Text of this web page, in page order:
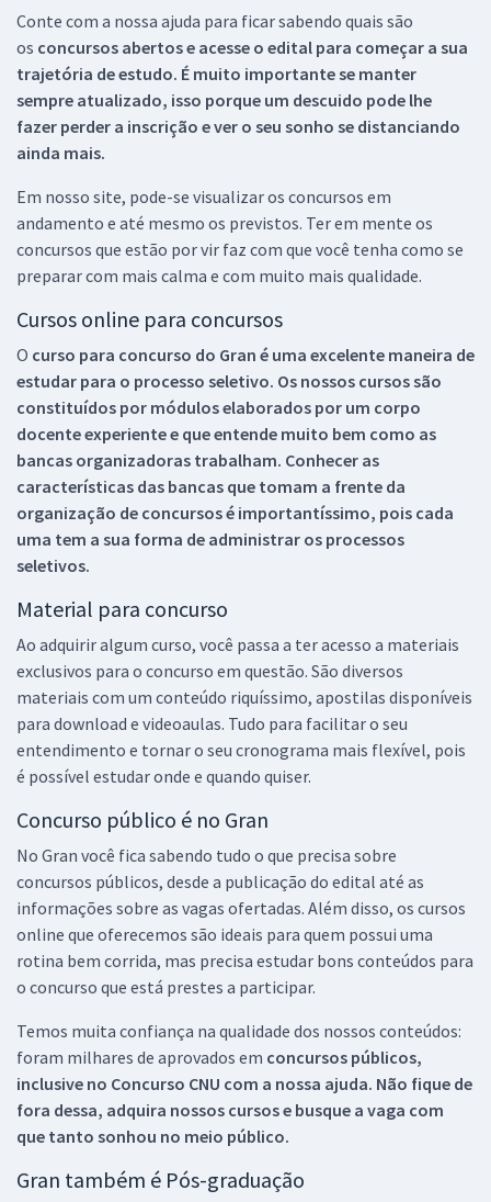
Conte com a nossa ajuda para ficar sabendo quais são
os concursos abertos e acesse o edital para começar a sua
trajetória de estudo. É muito importante se manter
sempre atualizado, isso porque um descuido pode lhe
fazer perder a inscrição e ver o seu sonho se distanciando
ainda mais.
Em nosso site, pode-se visualizar os concursos em
andamento e até mesmo os previstos. Ter em mente os
concursos que estão por vir faz com que você tenha como se
preparar com mais calma e com muito mais qualidade.
Cursos online para concursos
O curso para concurso do Gran é uma excelente maneira de
estudar para o processo seletivo. Os nossos cursos são
constituídos por módulos elaborados por um corpo
docente experiente e que entende muito bem como as
bancas organizadoras trabalham. Conhecer as
características das bancas que tomam a frente da
organização de concursos é importantíssimo, pois cada
uma tem a sua forma de administrar os processos
seletivos.
Material para concurso
Ao adquirir algum curso, você passa a ter acesso a materiais
exclusivos para o concurso em questão. São diversos
materiais com um conteúdo riquíssimo, apostilas disponíveis
para download e videoaulas. Tudo para facilitar o seu
entendimento e tornar o seu cronograma mais flexível, pois
é possível estudar onde e quando quiser.
Concurso público é no Gran
No Gran você fica sabendo tudo o que precisa sobre
concursos públicos, desde a publicação do edital até as
informações sobre as vagas ofertadas. Além disso, os cursos
online que oferecemos são ideais para quem possui uma
rotina bem corrida, mas precisa estudar bons conteúdos para
o concurso que está prestes a participar.
Temos muita confiança na qualidade dos nossos conteúdos:
foram milhares de aprovados em concursos públicos,
inclusive no Concurso CNU com a nossa ajuda. Não fique de
fora dessa, adquira nossos cursos e busque a vaga com
que tanto sonhou no meio público.
Gran também é Pós-graduação